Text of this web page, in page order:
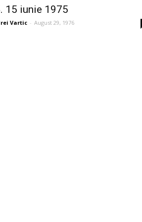
15 iunie 1975
Vartic - August 29, 1976